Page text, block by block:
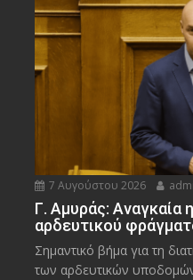
7 Αυγούστου 2026
Γ. Αμυράς: Αναγκαία
αρδευτικού
Σημαντικό βήμα για τη
των αρδευτικών